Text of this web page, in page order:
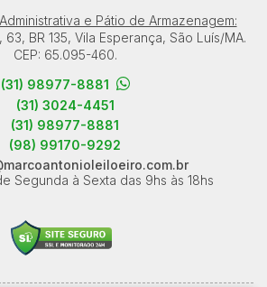
e Pátio de Armazenagem:
BR 135, Vila Esperança, São Luís/MA.
CEP: 65.095-460.
(31) 98977-8881
(31) 3024-4451
(31) 98977-8881
(98) 99170-9292
Segunda à Sexta das 9hs às 18hs